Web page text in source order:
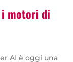
i motori di
AI è oggi una